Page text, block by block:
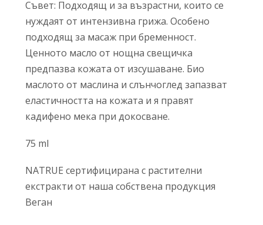
Съвет: Подходящ и за възрастни, които се
нуждаят от интензивна грижа. Особено
подходящ за масаж при бременност.
Ценното масло от нощна свещичка
предпазва кожата от изсушаване. Био
маслото от маслина и слънчоглед запазват
еластичността на кожата и я правят
кадифено мека при докосване.
75 ml
NATRUE сертифицирана с растителни
екстракти от наша собствена продукция
Веган